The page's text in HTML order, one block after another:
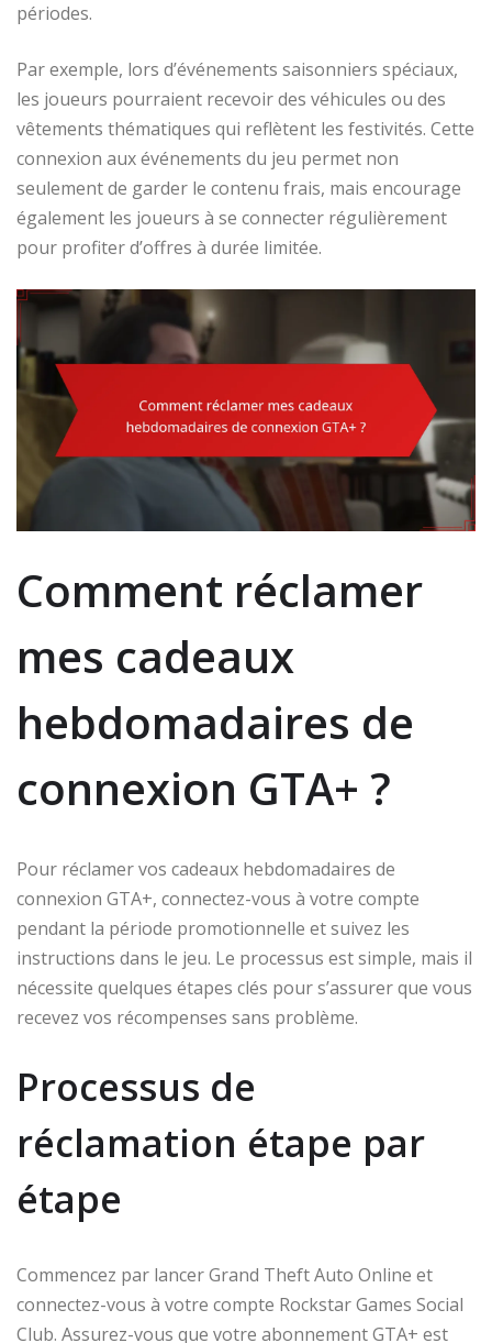
périodes.
Par exemple, lors d’événements saisonniers spéciaux,
les joueurs pourraient recevoir des véhicules ou des
vêtements thématiques qui reflètent les festivités. Cette
connexion aux événements du jeu permet non
seulement de garder le contenu frais, mais encourage
également les joueurs à se connecter régulièrement
pour profiter d’offres à durée limitée.
Comment réclamer
mes cadeaux
hebdomadaires de
connexion GTA+ ?
Pour réclamer vos cadeaux hebdomadaires de
connexion GTA+, connectez-vous à votre compte
pendant la période promotionnelle et suivez les
instructions dans le jeu. Le processus est simple, mais il
nécessite quelques étapes clés pour s’assurer que vous
recevez vos récompenses sans problème.
Processus de
réclamation étape par
étape
Commencez par lancer Grand Theft Auto Online et
connectez-vous à votre compte Rockstar Games Social
Club. Assurez-vous que votre abonnement GTA+ est